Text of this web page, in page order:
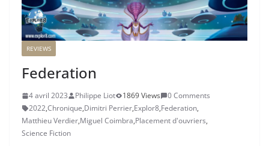
REVIEWS
Federation
4 avril 2023 Philippe Liot 1869 Views
0 Comments
2022,Chronique,Dimitri Perrier,Explor8,Federation,
Matthieu Verdier,Miguel Coimbra,Placement d'ouvriers,
Science Fiction